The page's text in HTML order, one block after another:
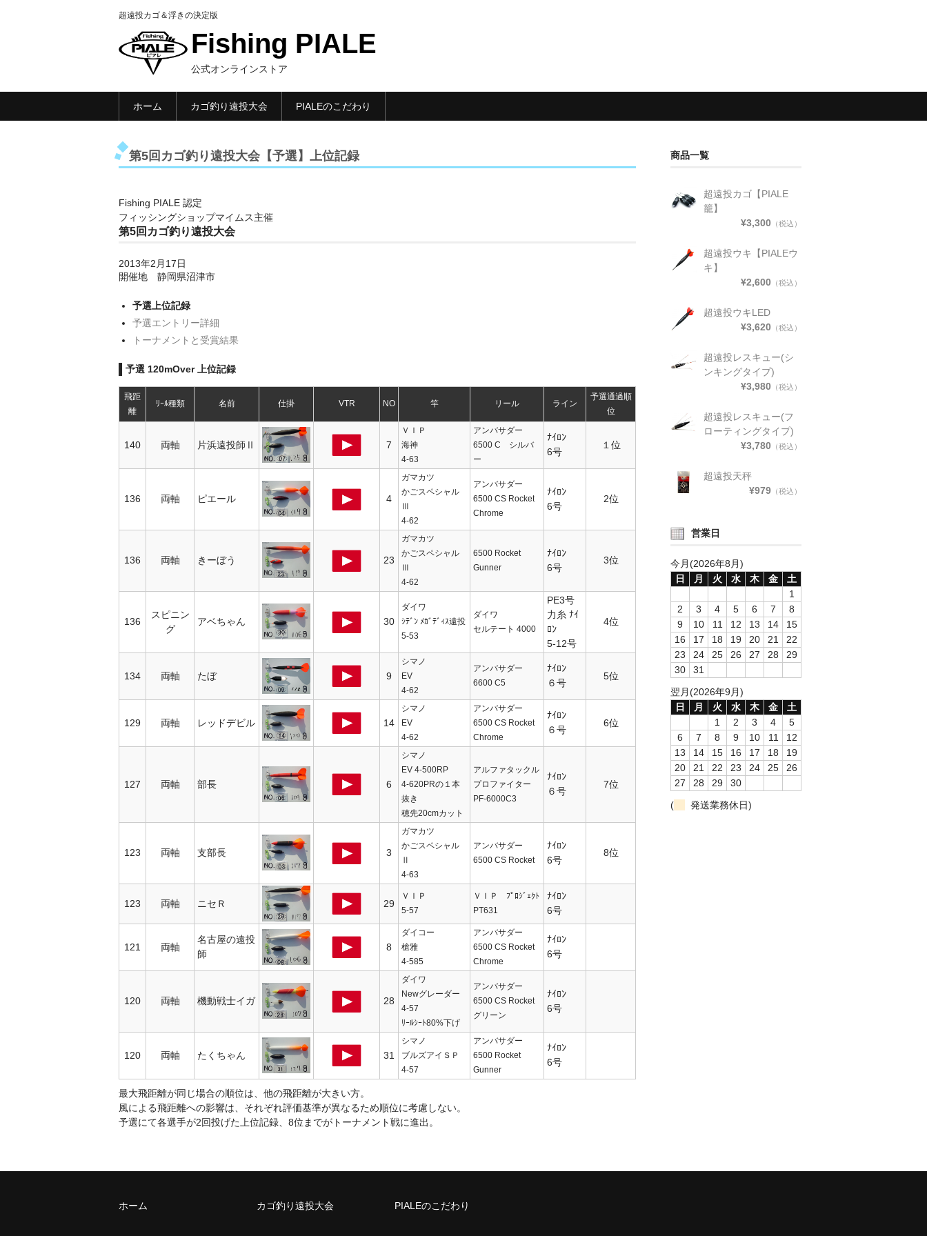
超遠投カゴ＆浮きの決定版
Fishing PIALE
公式オンラインストア
ホーム カゴ釣り遠投大会 PIALEのこだわり
第5回カゴ釣り遠投大会【予選】上位記録
Fishing PIALE 認定
フィッシングショップマイムス主催
第5回カゴ釣り遠投大会
2013年2月17日
開催地 静岡県沼津市
予選上位記録
予選エントリー詳細
トーナメントと受賞結果
予選 120mOver 上位記録
飛距
離
ﾘｰﾙ種類 名前 仕掛 VTR NO 竿 リール ライン
予選通過順
位
140 両軸 片浜遠投師Ⅱ 7
ＶＩＰ
海神
4-63
アンバサダー
6500 C シルバ
ー
ﾅｲﾛﾝ
6号
１位
136 両軸 ピエール 4
ガマカツ
かごスペシャル
Ⅲ
4-62
アンバサダー
6500 CS Rocket
Chrome
ﾅｲﾛﾝ
6号
2位
136 両軸 きーぼう 23
ガマカツ
かごスペシャル
Ⅲ
4-62
6500 Rocket
Gunner
ﾅｲﾛﾝ
6号
3位
136
スピニン
グ
アベちゃん 30
ダイワ
ｼﾃﾞﾝ ﾒｶﾞﾃﾞｨｽ遠投
5-53
ダイワ
セルテート 4000
PE3号
力糸 ﾅｲ
ﾛﾝ
5-12号
4位
134 両軸 たぼ 9
シマノ
EV
4-62
アンバサダー
6600 C5
ﾅｲﾛﾝ
６号
5位
129 両軸 レッドデビル 14
シマノ
EV
4-62
アンバサダー
6500 CS Rocket
Chrome
ﾅｲﾛﾝ
６号
6位
127 両軸 部長 6
シマノ
EV 4-500RP
4-620PRの１本
抜き
穂先20cmカット
アルファタックル
プロファイター
PF-6000C3
ﾅｲﾛﾝ
６号
7位
123 両軸 支部長 3
ガマカツ
かごスペシャル
Ⅱ
4-63
アンバサダー
6500 CS Rocket
ﾅｲﾛﾝ
6号
8位
123 両軸 ニセＲ 29
ＶＩＰ
5-57
ＶＩＰ ﾌﾟﾛｼﾞｪｸﾄ
PT631
ﾅｲﾛﾝ
6号
121 両軸
名古屋の遠投
師
8
ダイコー
槍雅
4-585
アンバサダー
6500 CS Rocket
Chrome
ﾅｲﾛﾝ
6号
120 両軸 機動戦士イガ 28
ダイワ
Newグレーダー
4-57
ﾘｰﾙｼｰﾄ80%下げ
アンバサダー
6500 CS Rocket
グリーン
ﾅｲﾛﾝ
6号
120 両軸 たくちゃん 31
シマノ
ブルズアイＳＰ
4-57
アンバサダー
6500 Rocket
Gunner
ﾅｲﾛﾝ
6号
最大飛距離が同じ場合の順位は、他の飛距離が大きい方。
風による飛距離への影響は、それぞれ評価基準が異なるため順位に考慮しない。
予選にて各選手が2回投げた上位記録、8位までがトーナメント戦に進出。
商品一覧
超遠投カゴ【PIALE
籠】
¥3,300 （税込）
超遠投ウキ【PIALEウ
キ】
¥2,600 （税込）
超遠投ウキLED
¥3,620 （税込）
超遠投レスキュー(シ
ンキングタイプ)
¥3,980 （税込）
超遠投レスキュー(フ
ローティングタイプ)
¥3,780 （税込）
超遠投天秤
¥979 （税込）
営業日
今月(2026年8月)
日
月 火 水 木 金
土
1
2
3 4 5 6 7
8
9
10 11 12 13 14
15
16
17 18 19 20 21
22
23
24 25 26 27 28
29
30
31
翌月(2026年9月)
日
月 火 水 木 金
土
1
2 3 4
5
6
7 8 9 10 11
12
13
14 15 16 17 18
19
20
21 22 23 24 25
26
27
28 29
30
(
発送業務休日)
ホーム カゴ釣り遠投大会 PIALEのこだわり